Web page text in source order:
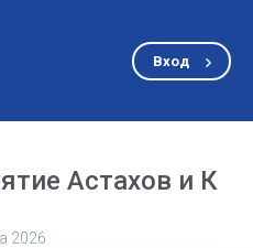
Вход
Астахов и К
2026